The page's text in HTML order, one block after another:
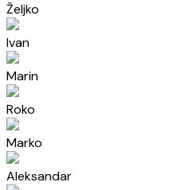
Željko
Ivan
Marin
Roko
Marko
Aleksandar